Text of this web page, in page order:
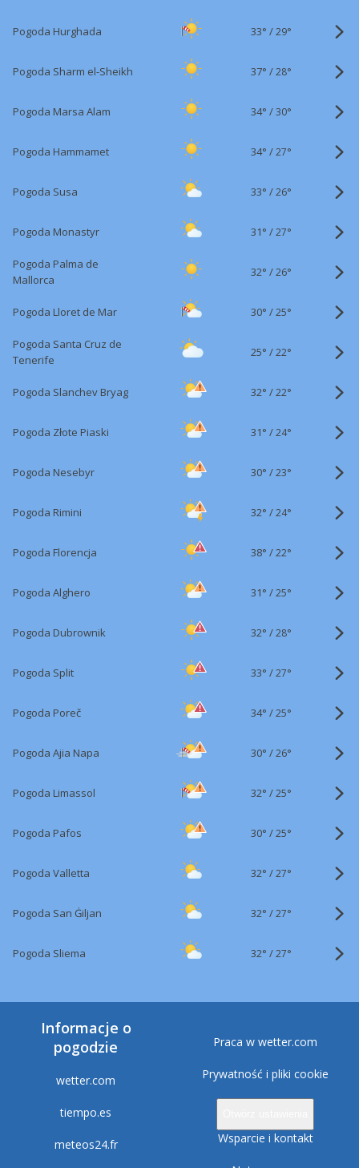
Pogoda Hurghada 33° /29°
Pogoda Sharm el-Sheikh 37° /28°
Pogoda Marsa Alam 34° /30°
Pogoda Hammamet 34° /27°
Pogoda Susa 33° /26°
Pogoda Monastyr 31° /27°
Pogoda Palma de
Mallorca
32° /26°
Pogoda Lloret de Mar 30° /25°
Pogoda Santa Cruz de
Tenerife
25° /22°
Pogoda Slanchev Bryag 32° /22°
Pogoda Złote Piaski 31° /24°
Pogoda Nesebyr 30° /23°
Pogoda Rimini 32° /24°
Pogoda Florencja 38° /22°
Pogoda Alghero 31° /25°
Pogoda Dubrownik 32° /28°
Pogoda Split 33° /27°
Pogoda Poreč 34° /25°
Pogoda Ajia Napa 30° /26°
Pogoda Limassol 32° /25°
Pogoda Pafos 30° /25°
Pogoda Valletta 32° /27°
Pogoda San Ġiljan 32° /27°
Pogoda Sliema 32° /27°
Informacje o
pogodzie
wetter.com
tiempo.es
meteos24.fr
Praca w wetter.com
Prywatność i pliki cookie
Wsparcie i kontakt